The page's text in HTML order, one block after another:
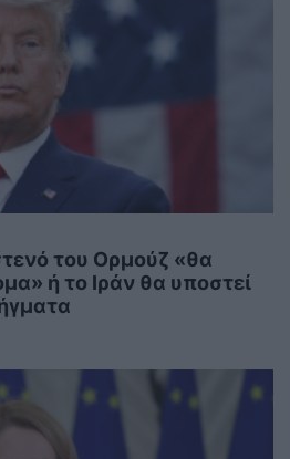
του Ορμούζ «θα
ή το Ιράν θα υποστεί